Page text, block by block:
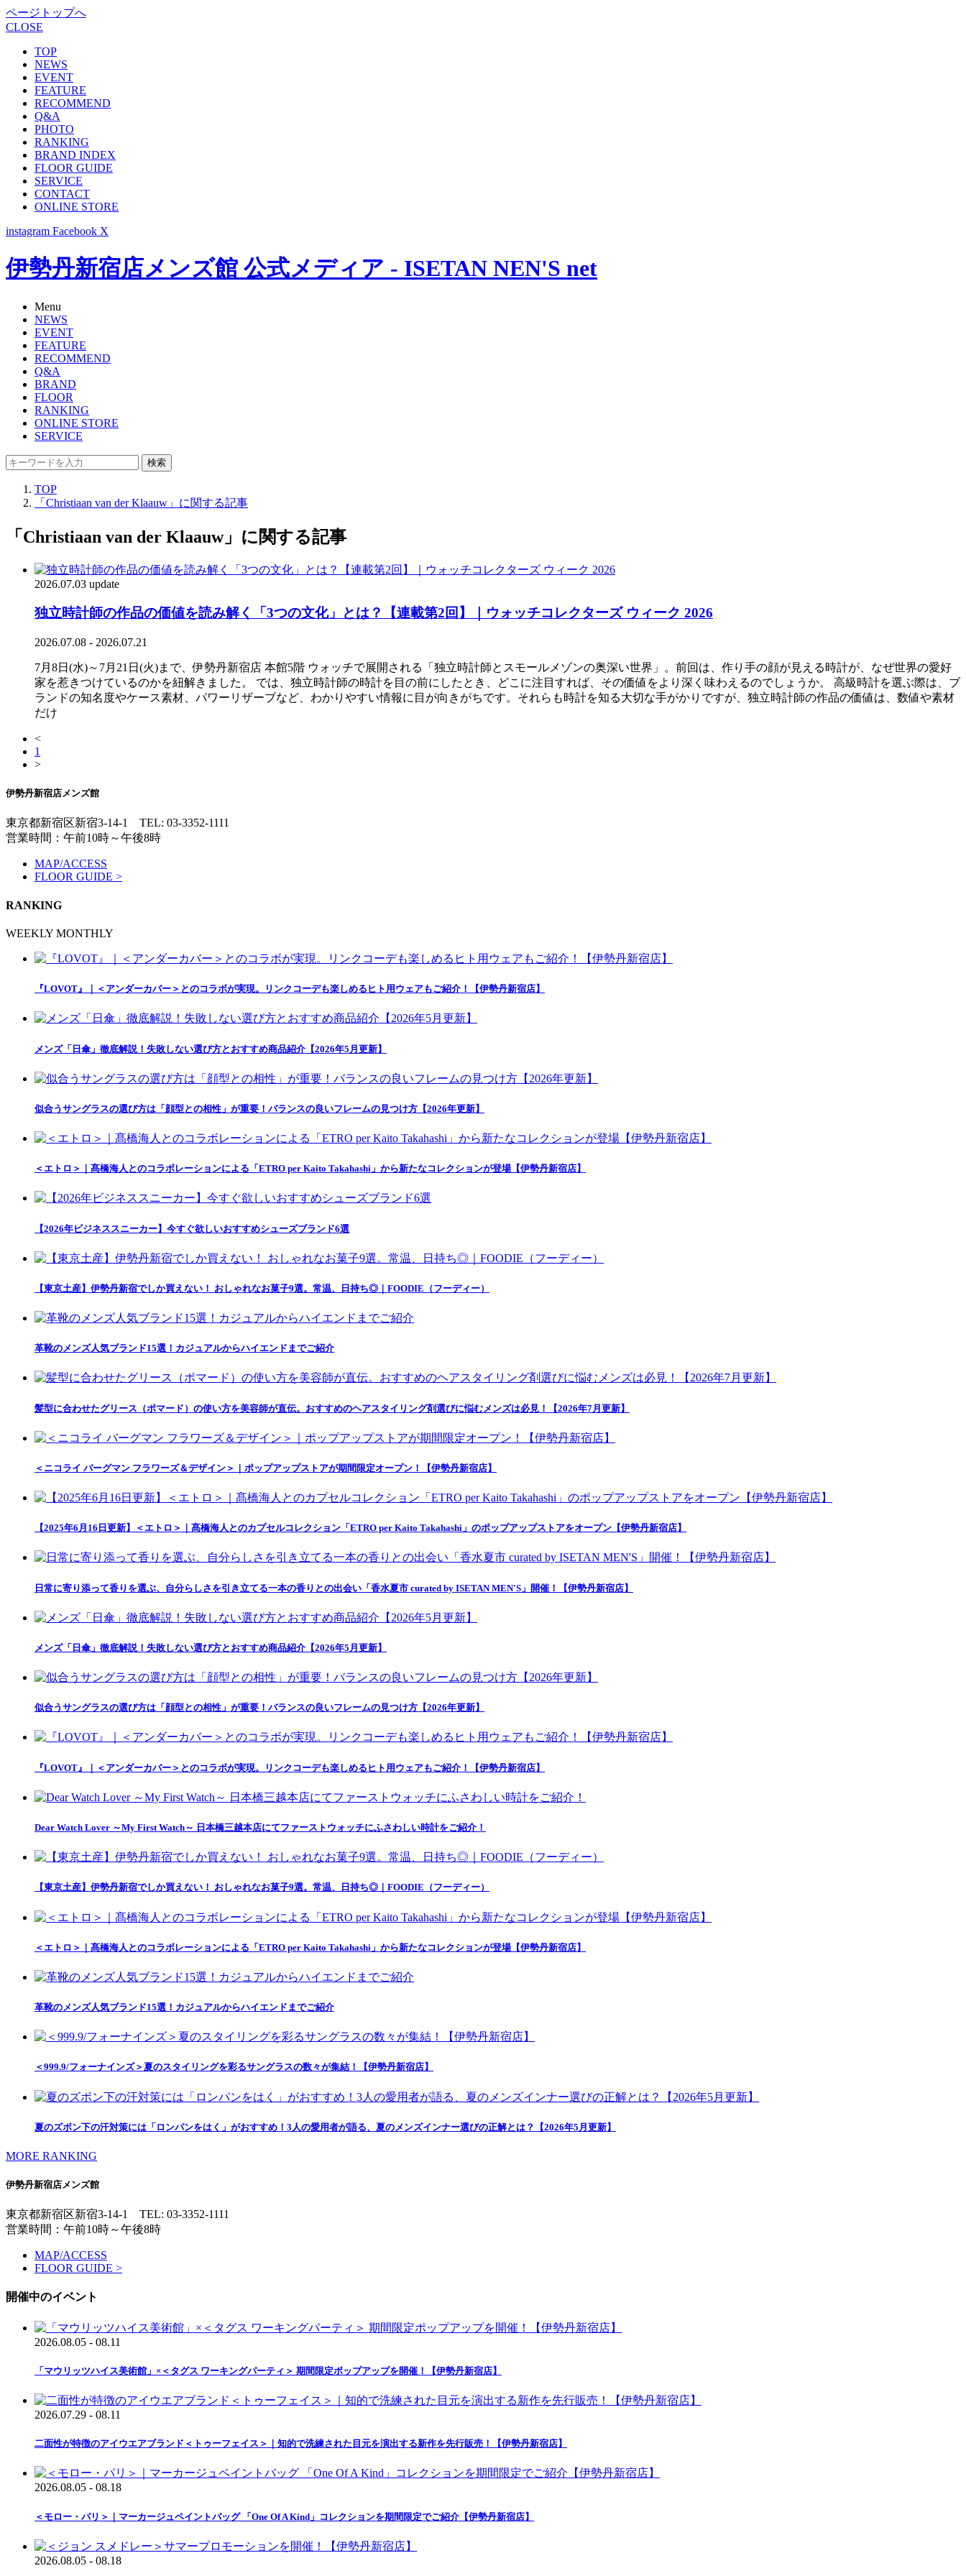
ページトップへ
CLOSE
TOP
NEWS
EVENT
FEATURE
RECOMMEND
Q&A
PHOTO
RANKING
BRAND INDEX
FLOOR GUIDE
SERVICE
CONTACT
ONLINE STORE
instagram Facebook X
伊勢丹新宿店メンズ館 公式メディア - ISETAN NEN'S net
Menu
NEWS
EVENT
FEATURE
RECOMMEND
Q&A
BRAND
FLOOR
RANKING
ONLINE STORE
SERVICE
検索
TOP
「Christiaan van der Klaauw」に関する記事
「Christiaan van der Klaauw」に関する記事
2026.07.03 update
独立時計師の作品の価値を読み解く「3つの文化」とは？【連載第2回】｜ウォッチコレクターズ ウィーク 2026
2026.07.08 - 2026.07.21
7月8日(水)～7月21日(火)まで、伊勢丹新宿店 本館5階 ウォッチで展開される「独立時計師とスモールメゾンの奥深い世界」。前回は、作り手の顔が見える時計が、なぜ世界の愛好
家を惹きつけているのかを紐解きました。 では、独立時計師の時計を目の前にしたとき、どこに注目すれば、その価値をより深く味わえるのでしょうか。 高級時計を選ぶ際は、ブ
ランドの知名度やケース素材、パワーリザーブなど、わかりやすい情報に目が向きがちです。それらも時計を知る大切な手がかりですが、独立時計師の作品の価値は、数値や素材
だけ
<
1
>
伊勢丹新宿店メンズ館
東京都新宿区新宿3-14-1 TEL: 03-3352-1111
営業時間：午前10時～午後8時
MAP/ACCESS
FLOOR GUIDE >
RANKING
WEEKLY MONTHLY
『LOVOT』｜＜アンダーカバー＞とのコラボが実現。リンクコーデも楽しめるヒト用ウェアもご紹介！【伊勢丹新宿店】
メンズ「日傘」徹底解説！失敗しない選び方とおすすめ商品紹介【2026年5月更新】
似合うサングラスの選び方は「顔型との相性」が重要！バランスの良いフレームの見つけ方【2026年更新】
＜エトロ＞｜髙橋海人とのコラボレーションによる「ETRO per Kaito Takahashi」から新たなコレクションが登場【伊勢丹新宿店】
【2026年ビジネススニーカー】今すぐ欲しいおすすめシューズブランド6選
【東京土産】伊勢丹新宿でしか買えない！ おしゃれなお菓子9選。常温、日持ち◎｜FOODIE（フーディー）
革靴のメンズ人気ブランド15選！カジュアルからハイエンドまでご紹介
髪型に合わせたグリース（ポマード）の使い方を美容師が直伝。おすすめのヘアスタイリング剤選びに悩むメンズは必見！【2026年7月更新】
＜ニコライ バーグマン フラワーズ＆デザイン＞｜ポップアップストアが期間限定オープン！【伊勢丹新宿店】
【2025年6月16日更新】＜エトロ＞｜髙橋海人とのカプセルコレクション「ETRO per Kaito Takahashi」のポップアップストアをオープン【伊勢丹新宿店】
日常に寄り添って香りを選ぶ、自分らしさを引き立てる一本の香りとの出会い「香水夏市 curated by ISETAN MEN'S」開催！【伊勢丹新宿店】
メンズ「日傘」徹底解説！失敗しない選び方とおすすめ商品紹介【2026年5月更新】
似合うサングラスの選び方は「顔型との相性」が重要！バランスの良いフレームの見つけ方【2026年更新】
『LOVOT』｜＜アンダーカバー＞とのコラボが実現。リンクコーデも楽しめるヒト用ウェアもご紹介！【伊勢丹新宿店】
Dear Watch Lover ～My First Watch～ 日本橋三越本店にてファーストウォッチにふさわしい時計をご紹介！
【東京土産】伊勢丹新宿でしか買えない！ おしゃれなお菓子9選。常温、日持ち◎｜FOODIE（フーディー）
＜エトロ＞｜髙橋海人とのコラボレーションによる「ETRO per Kaito Takahashi」から新たなコレクションが登場【伊勢丹新宿店】
革靴のメンズ人気ブランド15選！カジュアルからハイエンドまでご紹介
＜999.9/フォーナインズ＞夏のスタイリングを彩るサングラスの数々が集結！【伊勢丹新宿店】
夏のズボン下の汗対策には「ロンパンをはく」がおすすめ！3人の愛用者が語る、夏のメンズインナー選びの正解とは？【2026年5月更新】
MORE RANKING
伊勢丹新宿店メンズ館
東京都新宿区新宿3-14-1 TEL: 03-3352-1111
営業時間：午前10時～午後8時
MAP/ACCESS
FLOOR GUIDE >
開催中のイベント
2026.08.05 - 08.11
「マウリッツハイス美術館」×＜タグス ワーキングパーティ＞ 期間限定ポップアップを開催！【伊勢丹新宿店】
2026.07.29 - 08.11
二面性が特徴のアイウエアブランド＜トゥーフェイス＞｜知的で洗練された目元を演出する新作を先行販売！【伊勢丹新宿店】
2026.08.05 - 08.18
＜モロー・パリ＞｜マーカージュペイントバッグ 「One Of A Kind」コレクションを期間限定でご紹介【伊勢丹新宿店】
2026.08.05 - 08.18